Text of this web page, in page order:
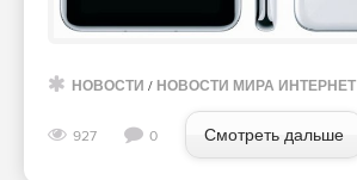
НОВОСТИ / НОВОСТИ МИРА ИНТЕРНЕТ
927 0 Смотреть дальше